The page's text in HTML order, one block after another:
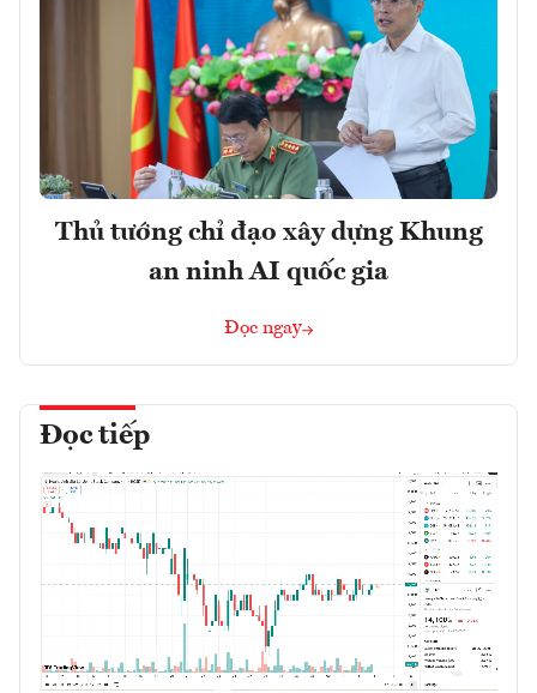
Thủ tướng chỉ đạo xây dựng Khung
an ninh AI quốc gia
Đọc ngay
Đọc tiếp